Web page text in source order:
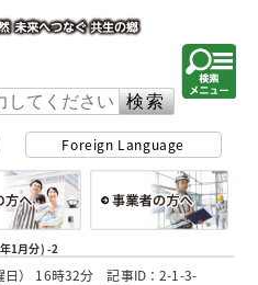
Foreign Language
1月分) -2
日） 16時32分 記事ID：2-1-3-